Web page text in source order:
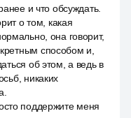
и что обсуждать.
о том, какая
она говорит,
способом и,
об этом, а ведь в
никаких
поддержите меня